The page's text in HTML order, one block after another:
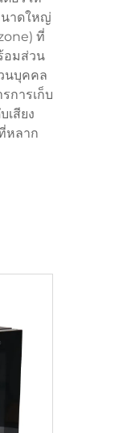
นาดใหญ่
ที่
อมส่วน
นบุคคล
การเก็บ
สียง
หลาก